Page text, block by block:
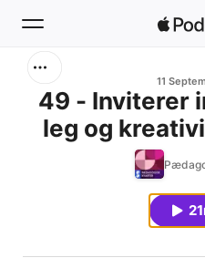
Home
11
49 - Inviterer
leg og
Worsaae
Kristine